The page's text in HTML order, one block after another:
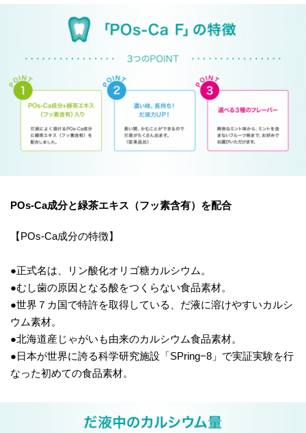
POs-Ca成分と緑茶エキス（フッ素含有）を配合
【POs-Ca成分の特徴】
●正式名は、リン酸化オリゴ糖カルシウム。
●むし歯の原因となる酸をつくらない食品素材。
●世界７カ国で特許を取得している、だ液に溶けやすいカルシ
ウム素材。
●北海道産じゃがいも由来のカルシウム食品素材。
●日本が世界に誇る科学研究施設「SPring−8」で実証実験を行
なった初めての食品素材。